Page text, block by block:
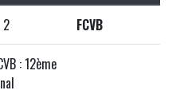
2 FCVB
: 12ème